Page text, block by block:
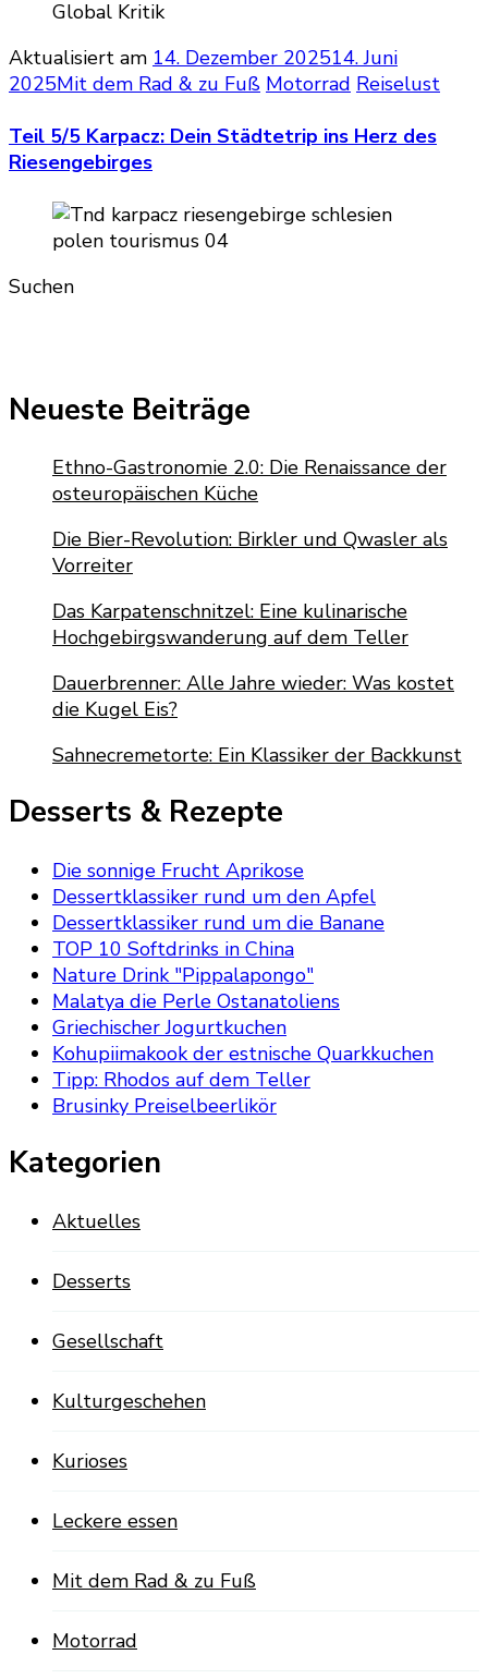
Aktualisiert am 14. Dezember 202514. Juni
2025Mit dem Rad & zu Fuß Motorrad Reiselust
Teil 5/5 Karpacz: Dein Städtetrip ins Herz des
Riesengebirges
Suchen
Neueste Beiträge
Ethno-Gastronomie 2.0: Die Renaissance der
osteuropäischen Küche
Die Bier-Revolution: Birkler und Qwasler als
Vorreiter
Das Karpatenschnitzel: Eine kulinarische
Hochgebirgswanderung auf dem Teller
Dauerbrenner: Alle Jahre wieder: Was kostet
die Kugel Eis?
Sahnecremetorte: Ein Klassiker der Backkunst
Desserts & Rezepte
Die sonnige Frucht Aprikose
Dessertklassiker rund um den Apfel
Dessertklassiker rund um die Banane
TOP 10 Softdrinks in China
Nature Drink "Pippalapongo"
Malatya die Perle Ostanatoliens
Griechischer Jogurtkuchen
Kohupiimakook der estnische Quarkkuchen
Tipp: Rhodos auf dem Teller
Brusinky Preiselbeerlikör
Kategorien
Aktuelles
Desserts
Gesellschaft
Kulturgeschehen
Kurioses
Leckere essen
Mit dem Rad & zu Fuß
Motorrad